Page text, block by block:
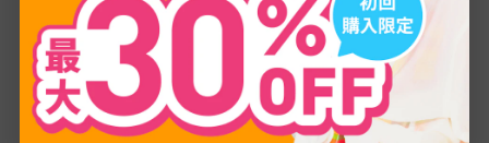
通信量 1GB 3GB 10GB/20GB/30GB/80GB/
無制限
有効期間 3日間 /7日間/15日間 /31日間/60日間